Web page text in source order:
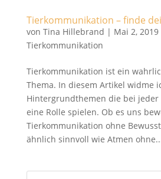
Tierkommunikation – finde
von Tina Hillebrand | Mai 2, 2019
Tierkommunikation
Tierkommunikation ist ein
Thema. In diesem Artikel widme
Hintergrundthemen die bei jeder
eine Rolle spielen. Ob es uns
Tierkommunikation ohne
ähnlich sinnvoll wie Atmen